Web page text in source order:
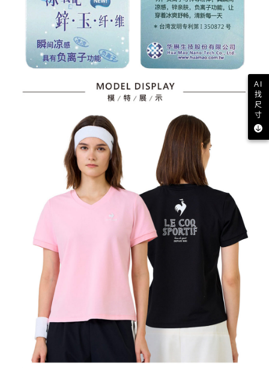
AI
找
尺
寸